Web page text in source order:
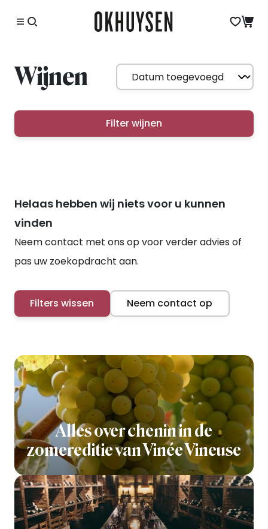
Wijnen
Filter wijnen
Helaas hebben wij niets voor u kunnen
vinden
Neem contact met ons op voor verder advies of
pas uw zoekopdracht aan.
Filters wissen Neem contact op
Alles over chenin in de
zomereditie van Vinée Vineuse